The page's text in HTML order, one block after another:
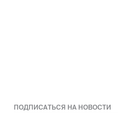
ПОДПИСАТЬСЯ НА НОВОСТИ